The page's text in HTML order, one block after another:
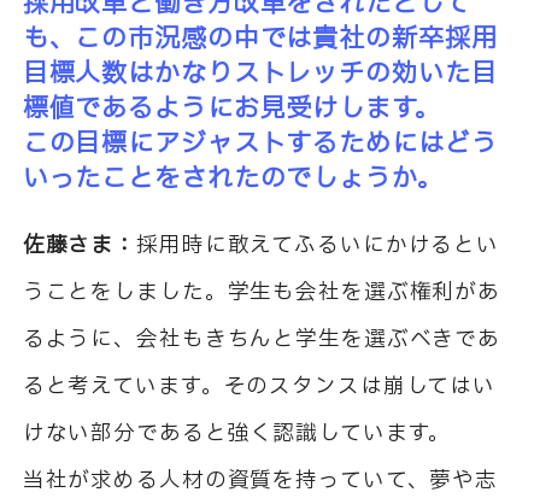
も、この市況感の中では貴社の新卒採用
目標人数はかなりストレッチの効いた目
標値であるようにお見受けします。
この目標にアジャストするためにはどう
いったことをされたのでしょうか。
佐藤さま：採用時に敢えてふるいにかけるとい
うことをしました。学生も会社を選ぶ権利があ
るように、会社もきちんと学生を選ぶべきであ
ると考えています。そのスタンスは崩してはい
けない部分であると強く認識しています。
当社が求める人材の資質を持っていて、夢や志